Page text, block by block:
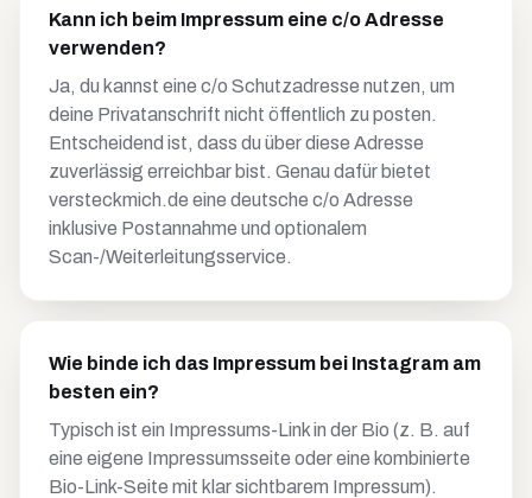
Kann ich beim Impressum eine c/o Adresse
verwenden?
Ja, du kannst eine c/o Schutzadresse nutzen, um
deine Privatanschrift nicht öffentlich zu posten.
Entscheidend ist, dass du über diese Adresse
zuverlässig erreichbar bist. Genau dafür bietet
versteckmich.de eine deutsche c/o Adresse
inklusive Postannahme und optionalem
Scan-/Weiterleitungsservice.
Wie binde ich das Impressum bei Instagram am
besten ein?
Typisch ist ein Impressums-Link in der Bio (z. B. auf
eine eigene Impressumsseite oder eine kombinierte
Bio-Link-Seite mit klar sichtbarem Impressum).